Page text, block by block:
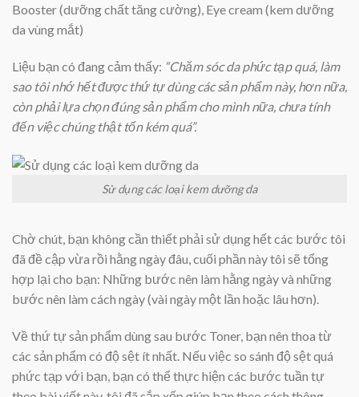
Booster (dưỡng chất tăng cường), Eye cream (kem dưỡng
da vùng mắt)
Liệu bạn có đang cảm thấy: “Chăm sóc da phức tạp quá, làm
sao tôi nhớ hết được thứ tự dùng các sản phẩm này, hơn nữa,
còn phải lựa chọn đúng sản phẩm cho mình nữa, chưa tính
đến việc chúng thật tốn kém quá”.
Sử dụng các loại kem dưỡng da
Chờ chút, bạn không cần thiết phải sử dụng hết các bước tôi
đã đề cập vừa rồi hằng ngày đâu, cuối phần này tôi sẽ tổng
hợp lại cho bạn: Những bước nên làm hằng ngày và những
bước nên làm cách ngày (vài ngày một lần hoặc lâu hơn).
Về thứ tự sản phẩm dùng sau bước Toner, bạn nên thoa từ
các sản phẩm có độ sệt ít nhất. Nếu việc so sánh độ sệt quá
phức tạp với bạn, bạn có thể thực hiện các bước tuần tự